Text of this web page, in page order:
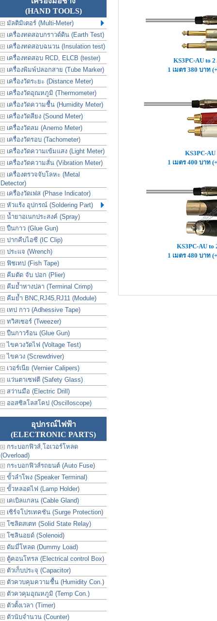
(HAND TOOLS)
มัลติมิเตอร์ (Multi-Meter)
เครื่องทดสอบกราวด์ดิน (Earth Test)
เครื่องทดสอบฉนวน (Insulation test)
เครื่องทดสอบ RCD, ELCB (tester)
เครื่องพิมพ์ปลอกสาย (Tube Marker)
เครื่องวัดระยะ (Distance Meter)
เครื่องวัดอุณหภูมิ (Thermometer)
เครื่องวัดความชื้น (Humidity Meter)
เครื่องวัดสียง (Sound Meter)
เครื่องวัดลม (Anemo Meter)
เครื่องวัดรอบ (Tachometer)
เครื่องวัดความเข้มแสง (Light Meter)
เครื่องวัดความสั่น (Vibration Meter)
เครื่องตรวจจับโลหะ (Metal
Detector)
เครื่องวัดเฟส (Phase Indicator)
หัวแร้ง อุปกรณ์ (Soldering Part)
น้ำยาอเนกประสงค์ (Spray)
ปืนกาว (Glue Gun)
ปากคีบไอซี (IC Clip)
ประเเจ (Wrench)
ฟิชเทป (Fish Tape)
คีมตัด จับ ปอก (Plier)
คีมย้ำหางปลา (Terminal Crimp)
คีมย้ำ BNC,RJ45,RJ11 (Module)
เทป กาว (Adhessive Tape)
ทวิสเซอร์ (Tweezer)
ปืนกาวร้อน (Glue Gun)
ไขควงวัดไฟ (Voltage Test)
ไขควง (Screwdriver)
เวอร์เนีย (Vernier Calipers)
แว่นตาเซฟตี (Safety Glass)
สว่านมือ (Electric Drill)
ออสซิลโลสโคป (Oscilloscope)
อุปกรณ์ไฟฟ้า
(ELECTRONIC PARTS)
กระบอกฟิวส์,โอเวอร์โหลด
(Overload)
กระบอกฟิวส์รถยนต์ (Auto Fuse)
ขั้วลำโพง (Speaker Terminal)
ขั้วหลอดไฟ (Lamp Holder)
เคเบิลแกลน (Cable Gland)
เซิร์จโปรเทคชัน (Surge Protection)
โซลิดสเตท (Solid State Relay)
โซลินอยด์ (Solenoid)
ดัมมี่โหลด (Dummy Load)
ตู้คอนโทรล (Electrical control Box)
ตัวเก็บประจุ (Capacitor)
ตัวควบคุมความชื้น (Humidity Con.)
ตัวควคุมอุณหภูมิ (Temp Con.)
ตัวตั้งเวลา (Timer)
ตัวนับจำนวน (Counter)
KS3PC-AU to
1 เมตร 380 บาท
KS3PC-
1 เมตร 400 บาท
KS3PC-AU to
1 เมตร 480 บาท